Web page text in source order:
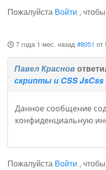
Пожалуйста Войти ,
7 года 1 мес. назад #8051 от
Павел Краснов
скрипты и CSS JsCss
Данное сообщение
конфиденциальную
Пожалуйста Войти ,